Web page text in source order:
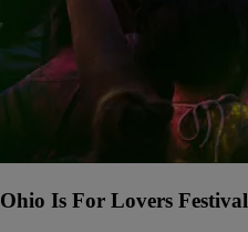
Ohio Is For Lovers Festival